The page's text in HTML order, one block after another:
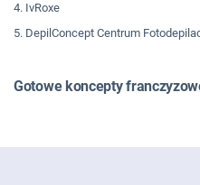
4. IvRoxe
5. DepilConcept Centrum
Gotowe koncepty